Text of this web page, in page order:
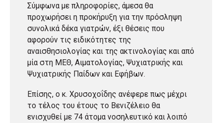
Σύμφωνα με πληροφορίες, άμεσα θα
προχωρήσει η προκήρυξη για την πρόσληψη
συνολικά δέκα γιατρών, έξι θέσεις που
αφορούν τις ειδικότητες της
αναισθησιολογίας και της ακτινολογίας και από
μία στη ΜΕΘ, Αιματολογίας, Ψυχιατρικής και
Ψυχιατρικής Παίδων και Εφήβων.
Επίσης, ο κ. Χρυσοχοΐδης ανέφερε πως μέχρι
το τέλος του έτους το Βενιζέλειο θα
ενισχυθεί με 74 άτομα νοσηλευτικό και λοιπό